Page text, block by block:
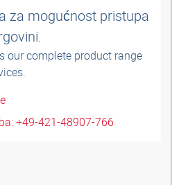
za mogućnost pristupa
our complete product range
+49-421-48907-766